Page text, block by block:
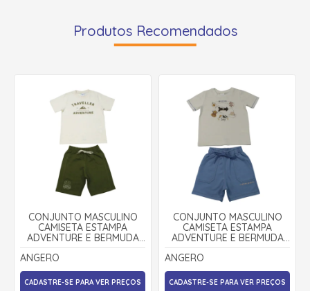
Produtos Recomendados
CONJUNTO MASCULINO
CAMISETA ESTAMPA
ADVENTURE E BERMUDA
MOLETINHO 28949 -
ANGERO
CADASTRE-SE PARA VER PREÇOS
CONJUNTO MASCULINO
CAMISETA ESTAMPA
ADVENTURE E BERMUDA
MOLETINHO 29065 -
ANGERO
CADASTRE-SE PARA VER PREÇOS